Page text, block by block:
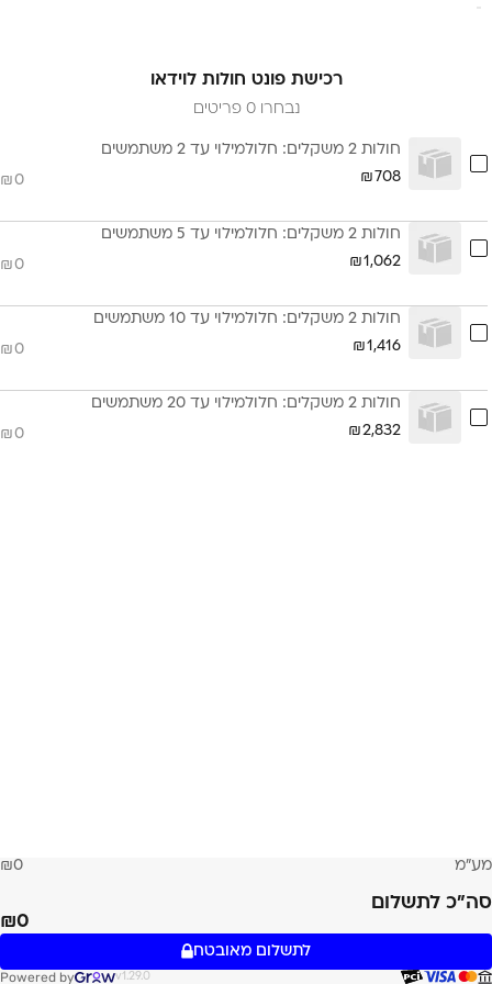
רכישת פונט חולות לוידאו
נבחרו 0 פריטים
חולות 2 משקלים: חלולמילוי עד 2 משתמשים
708
0
חולות 2 משקלים: חלולמילוי עד 5 משתמשים
1,062
0
חולות 2 משקלים: חלולמילוי עד 10 משתמשים
1,416
0
חולות 2 משקלים: חלולמילוי עד 20 משתמשים
2,832
0
מע״מ 0
סה״כ לתשלום
0
לתשלום מאובטח
Powered by v1.29.0